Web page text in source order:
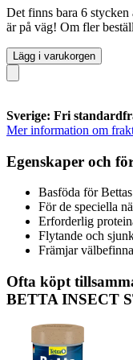
Det finns bara 6
är på väg! Om fler
Lägg i varukorgen
Sverige: Fri
Mer information om
Egenskaper och
Basföda för
För de speciella
Erforderlig
Flytande och
Främjar
Ofta köpt
BETTA INSECT